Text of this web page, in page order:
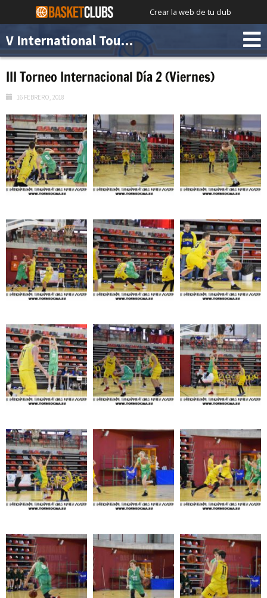
Crear la web de tu club
V International Tournament Chus Mateo Academy
III Torneo Internacional Día 2 (Viernes)
16 FEBRERO, 2018